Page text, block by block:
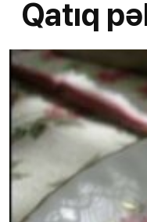
Qatıq